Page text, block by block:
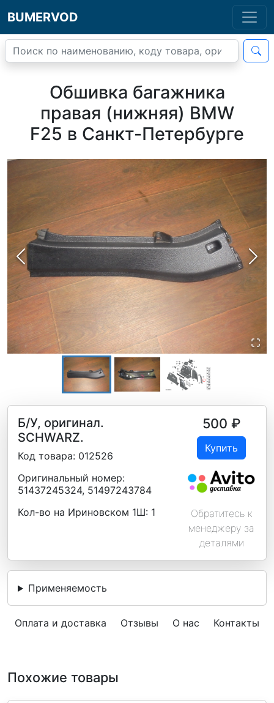
BUMERVOD
Обшивка багажника
правая (нижняя) BMW
F25 в Санкт-Петербурге
Б/У, оригинал.
SCHWARZ.
Код товара: 012526
Оригинальный номер:
51437245324, 51497243784
Кол-во на Ириновском 1Ш: 1
500 ₽
Купить
Обратитесь к
менеджеру за
деталями
Применяемость
Оплата и доставка Отзывы О нас Контакты
Похожие товары